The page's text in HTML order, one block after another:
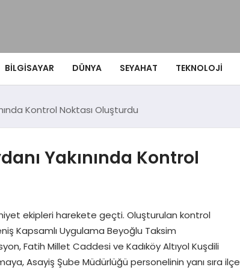
BILGISAYAR DÜNYA SEYAHAT TEKNOLOJI
Kontrol Noktası Oluşturdu
Yakınında Kontrol
ekipleri harekete geçti. Oluşturulan kontrol
Kapsamlı Uygulama Beyoğlu Taksim
Fatih Millet Caddesi ve Kadıköy Altıyol Kuşdili
Asayiş Şube Müdürlüğü personelinin yanı sıra ilçe